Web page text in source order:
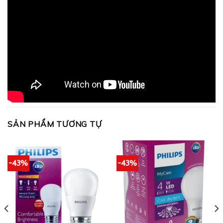
SẢN PHẨM TƯƠNG TỰ
-43% -43%